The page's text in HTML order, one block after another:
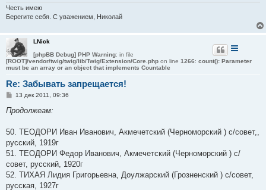
Честь имею
Берегите себя. С уважением, Николай
LNick
[phpBB Debug] PHP Warning: in file
[ROOT]/vendor/twig/twig/lib/Twig/Extension/Core.php on line 1266: count(): Parameter
must be an array or an object that implements Countable
Re: Забывать запрещается!
С
о
е
и
е
13 дек 2011, 09:36
Продолжеам:
50. ТЕОДОРИ Иван Иванович, Акмечетский (Черноморский ) с/совет,,
русский, 1919г
51. ТЕОДОРИ Федор Иванович, Акмечетский (Черноморский ) с/
совет, русский, 1920г
52. ТИХАЯ Лидия Григорьевна, Доулжарский (Грозненский ) с/совет,
русская, 1927г